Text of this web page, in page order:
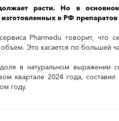
расти. Но в
в РФ
Pharmedu говорит, что
Это касается по большей
в натуральном выражении
квартале 2024 года,
году.